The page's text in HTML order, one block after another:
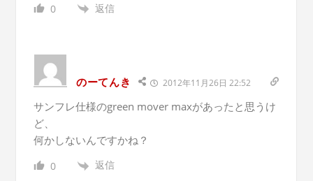
0 返信
のーてんき 2012年11月26日 22:52
サンフレ仕様のgreen mover maxがあったと思うけ
ど、
何かしないんですかね？
0 返信